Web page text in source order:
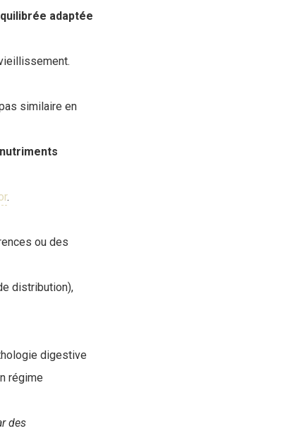
adaptée
similaire en
nutriments
.
ou des
distribution),
digestive
régime
des